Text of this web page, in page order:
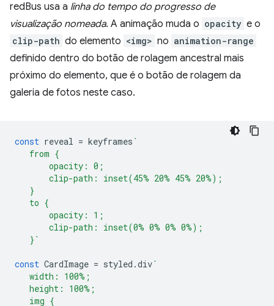
redBus usa a linha do tempo do progresso de
visualização nomeada. A animação muda o opacity e o
clip-path do elemento <img> no animation-range
definido dentro do botão de rolagem ancestral mais
próximo do elemento, que é o botão de rolagem da
galeria de fotos neste caso.
const reveal = keyframes `
   from {
       opacity: 0;
       clip-path: inset(45% 20% 45% 20%);
   }
   to {
       opacity: 1;
       clip-path: inset(0% 0% 0% 0%);
   }`
const CardImage = styled .div`
   width: 100%;
   height: 100%;
   img {